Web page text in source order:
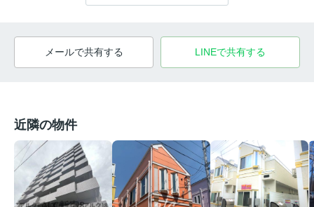
メールで共有する LINEで共有する
近隣の物件